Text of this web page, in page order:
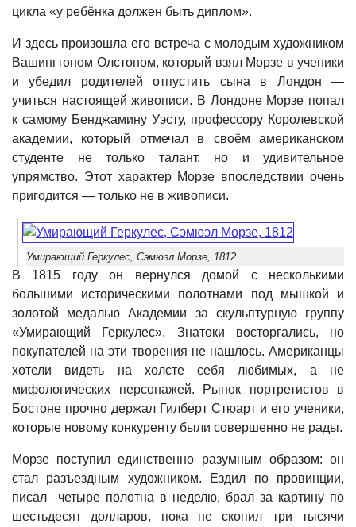
цикла «у ребёнка должен быть диплом».
И здесь произошла его встреча с молодым художником
Вашингтоном Олстоном, который взял Морзе в ученики
и убедил родителей отпустить сына в Лондон —
учиться настоящей живописи. В Лондоне Морзе попал
к самому Бенджамину Уэсту, профессору Королевской
академии, который отмечал в своём американском
студенте не только талант, но и удивительное
упрямство. Этот характер Морзе впоследствии очень
пригодится — только не в живописи.
Умирающий Геркулес, Сэмюэл Морзе, 1812
В 1815 году он вернулся домой с несколькими
большими историческими полотнами под мышкой и
золотой медалью Академии за скульптурную группу
«Умирающий Геркулес». Знатоки восторгались, но
покупателей на эти творения не нашлось. Американцы
хотели видеть на холсте себя любимых, а не
мифологических персонажей. Рынок портретистов в
Бостоне прочно держал Гилберт Стюарт и его ученики,
которые новому конкуренту были совершенно не рады.
Морзе поступил единственно разумным образом: он
стал разъездным художником. Ездил по провинции,
писал четыре полотна в неделю, брал за картину по
шестьдесят долларов, пока не скопил три тысячи